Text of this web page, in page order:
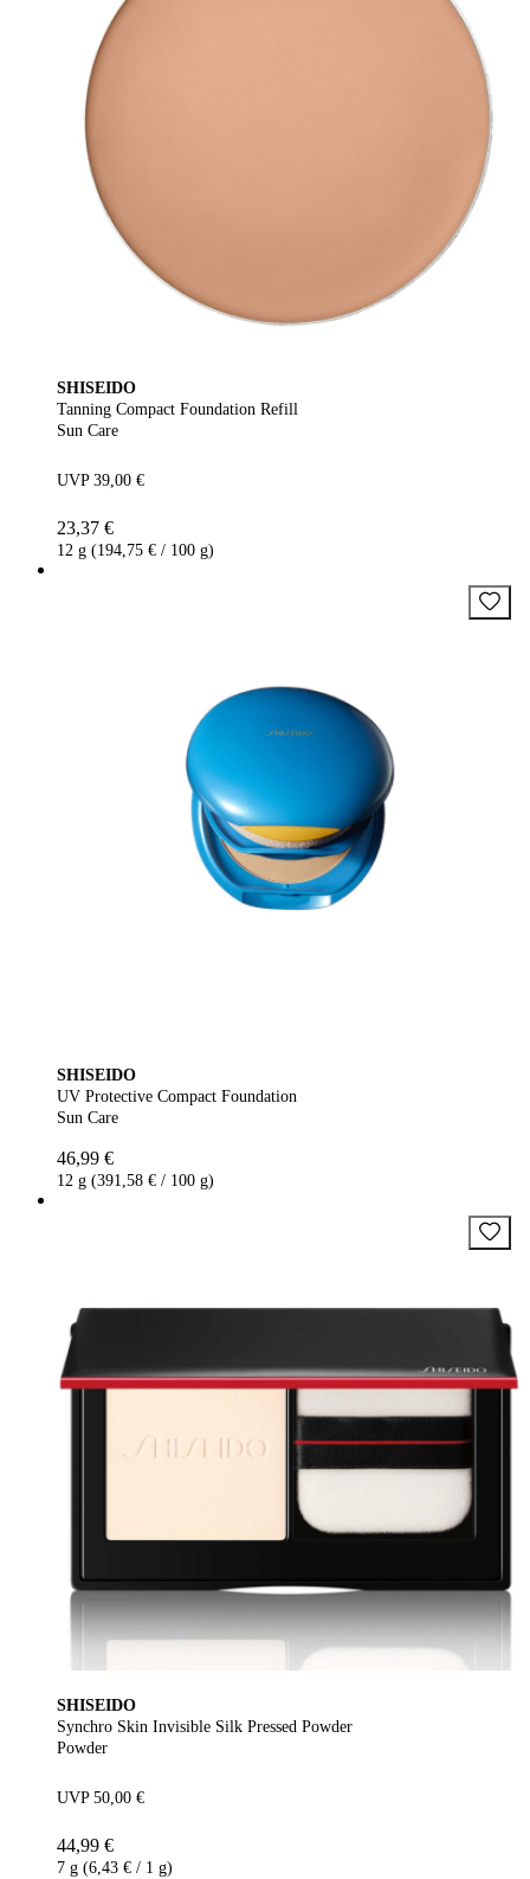
SHISEIDO
Tanning Compact Foundation Refill
Sun Care
UVP 39,00 €
23,37 €
12 g (194,75 € / 100 g)
SHISEIDO
UV Protective Compact Foundation
Sun Care
46,99 €
12 g (391,58 € / 100 g)
SHISEIDO
Synchro Skin Invisible Silk Pressed Powder
Powder
UVP 50,00 €
44,99 €
7 g (6,43 € / 1 g)